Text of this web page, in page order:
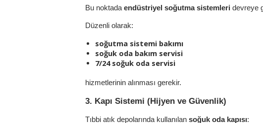
Bu noktada endüstriyel soğutma sistemleri devreye
Düzenli olarak:
soğutma sistemi bakımı
soğuk oda bakım servisi
7/24 soğuk oda servisi
hizmetlerinin alınması gerekir.
3. Kapı Sistemi (Hijyen ve Güvenlik)
Tıbbi atık depolarında kullanılan soğuk oda kapısı: